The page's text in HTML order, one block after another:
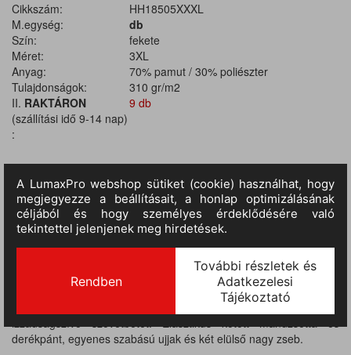
Cikkszám:
HH18505XXXL
M.egység:
db
Szín:
fekete
Méret:
3XL
Anyag:
70% pamut / 30% poliészter
Tulajdonságok:
310 gr/m2
II. RAKTÁRON
(szállítási idő 9-14 nap)
:
9 db
TERMÉKINFORMÁCIÓ
Anyaga: 70% pamut / 30% poliészter, anyagvastagság 310 g/m².
Kapucnis, cipzáras pulóver, a kapucni belső része kontrasztos
színű, a kapucni zsinórral szűkíthető, a galléron belül
izzadságszívó szövetbetét. Elasztikus kötött mandzsetta és
derékpánt, egyenes szabású ujjak és két elülső nagy zseb.